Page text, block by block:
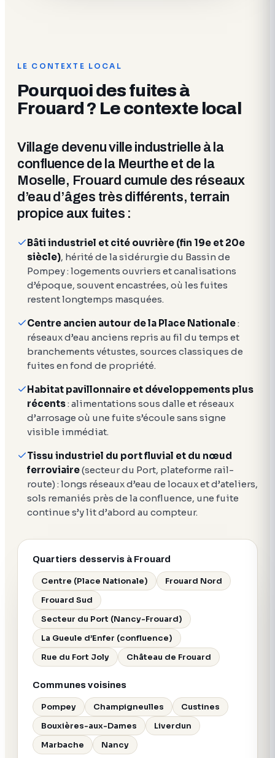
LE CONTEXTE LOCAL
Pourquoi des fuites à
Frouard ? Le contexte local
Village devenu ville industrielle à la
confluence de la Meurthe et de la
Moselle, Frouard cumule des réseaux
d’eau d’âges très différents, terrain
propice aux fuites :
Bâti industriel et cité ouvrière (fin 19e et 20e
siècle), hérité de la sidérurgie du Bassin de
Pompey : logements ouvriers et canalisations
d’époque, souvent encastrées, où les fuites
restent longtemps masquées.
Centre ancien autour de la Place Nationale:
réseaux d’eau anciens repris au fil du temps et
branchements vétustes, sources classiques de
fuites en fond de propriété.
Habitat pavillonnaire et développements plus
récents: alimentations sous dalle et réseaux
d’arrosage où une fuite s’écoule sans signe
visible immédiat.
Tissu industriel du port fluvial et du nœud
ferroviaire(secteur du Port, plateforme rail-
route) : longs réseaux d’eau de locaux et d’ateliers,
sols remaniés près de la confluence, une fuite
continue s’y lit d’abord au compteur.
Quartiers desservis à Frouard
Centre (Place Nationale)
Frouard Nord
Frouard Sud
Secteur du Port (Nancy-Frouard)
La Gueule d’Enfer (confluence)
Rue du Fort Joly
Château de Frouard
Communes voisines
Pompey Champigneulles
Custines
Bouxières-aux-Dames
Liverdun
Marbache
Nancy